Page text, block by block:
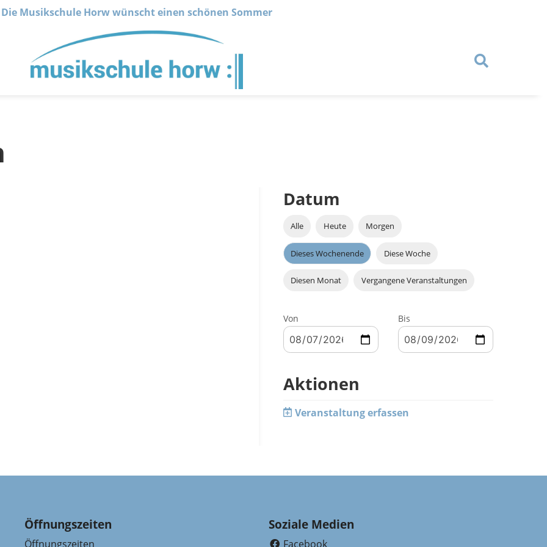
Die Musikschule Horw wünscht einen schönen Sommer
Datum
Alle Heute Morgen
Dieses Wochenende Diese Woche
Diesen Monat Vergangene Veranstaltungen
Von Bis
Aktionen
Veranstaltung erfassen
Öffnungszeiten
Öffnungszeiten
Soziale Medien
Facebook